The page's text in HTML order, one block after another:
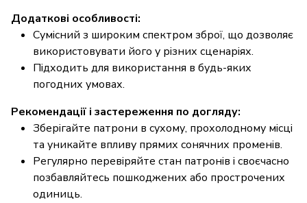
Додаткові особливості:
Сумісний з широким спектром зброї, що дозволяє
використовувати його у різних сценаріях.
Підходить для використання в будь-яких
погодних умовах.
Рекомендації і застереження по догляду:
Зберігайте патрони в сухому, прохолодному місці
та уникайте впливу прямих сонячних променів.
Регулярно перевіряйте стан патронів і своєчасно
позбавляйтесь пошкоджених або прострочених
одиниць.